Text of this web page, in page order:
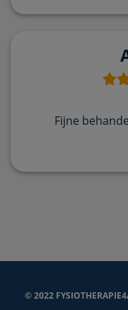
Fijne
© 2022